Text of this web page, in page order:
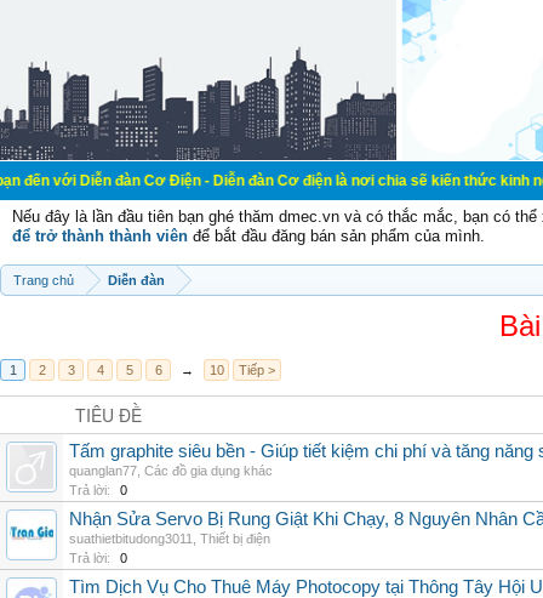
đàn Cơ Điện - Diễn đàn Cơ điện là nơi chia sẽ kiến thức kinh nghiệm
Nếu đây là lần đầu tiên bạn ghé thăm dmec.vn và có thắc mắc, bạn có
để trở thành thành viên để bắt đầu đăng bán sản phẩm của mình.
Trang chủ Diễn đàn
1 2 3 4 5 6 → 10 Tiếp >
TIÊU ĐỀ
Tấm graphite siêu bền - Giúp tiết kiệm chi phí và tăng năng
quanglan77 Các đồ gia dụng khác
Trả lời:
0
Nhận Sửa Servo Bị Rung Giật Khi Chạy, 8 Nguyên Nhân
suathietbitudong3011
Thiết bị điện
Trả lời:
0
Tìm Dịch Vụ Cho Thuê Máy Photocopy tại Thông Tây Hội